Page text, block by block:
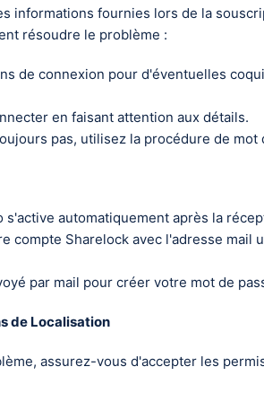
informations fournies lors de la
résoudre le problème :
de connexion pour d'éventuelles
en faisant attention aux détails.
pas, utilisez la procédure de mot
s'active automatiquement après la
compte Sharelock avec l'adresse mail
par mail pour créer votre mot de
de Localisation
assurez-vous d'accepter les